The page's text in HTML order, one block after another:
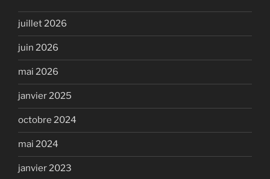
juillet 2026
juin 2026
mai 2026
janvier 2025
octobre 2024
mai 2024
janvier 2023